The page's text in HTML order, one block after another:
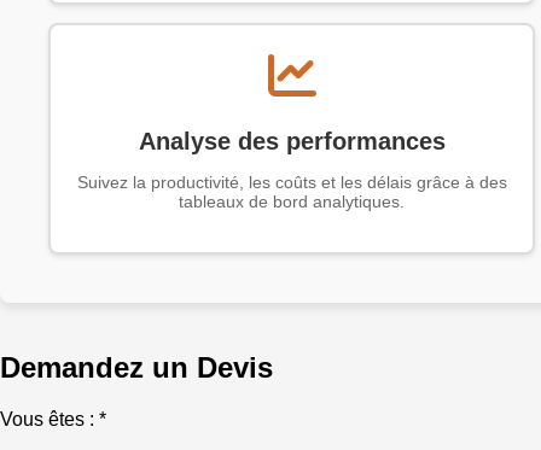
Analyse des performances
Suivez la productivité, les coûts et les délais grâce à des
tableaux de bord analytiques.
Demandez un Devis
Vous êtes : *